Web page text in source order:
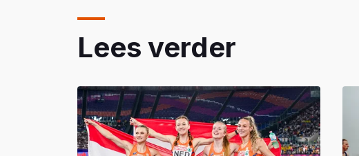
Lees verder